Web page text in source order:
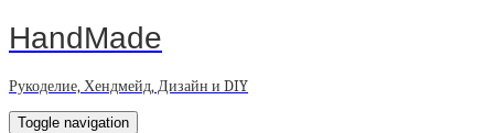
HandMade
Рукоделие, Хендмейд, Дизайн и DIY
Toggle navigation